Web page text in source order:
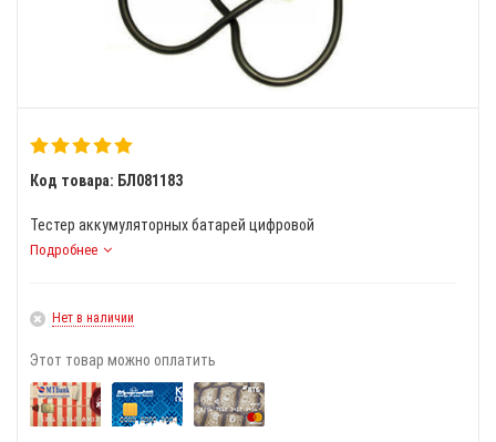
Код товара: БЛ081183
Тестер аккумуляторных батарей цифровой
Подробнее
Нет в наличии
Этот товар можно оплатить